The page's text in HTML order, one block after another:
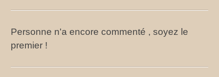
Personne n'a encore commenté , soyez le
premier !